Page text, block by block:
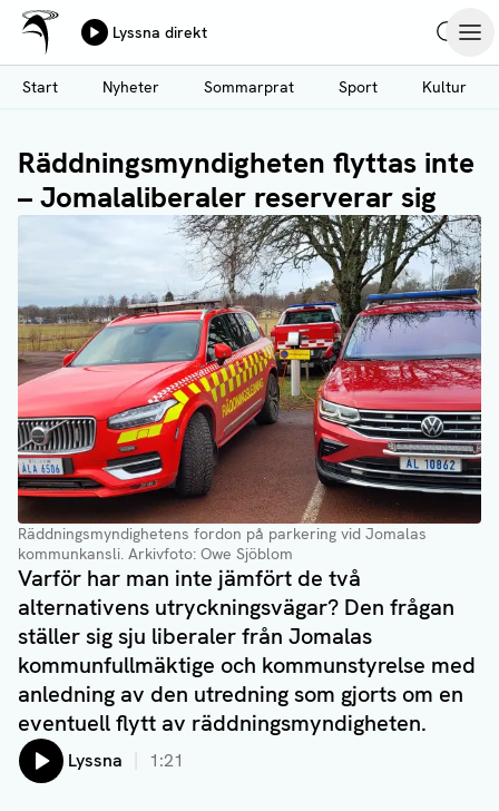
Hoppa
till
huvudinnehåll
Ålands Radio & TV
Lyssna direkt
Start
Nyheter Sommarprat Sport Kultur
Räddningsmyndigheten flyttas inte
– Jomalaliberaler reserverar sig
Räddningsmyndighetens fordon på parkering vid Jomalas
kommunkansli. Arkivfoto: Owe Sjöblom
Varför har man inte jämfört de två
alternativens utryckningsvägar? Den frågan
ställer sig sju liberaler från Jomalas
kommunfullmäktige och kommunstyrelse med
anledning av den utredning som gjorts om en
eventuell flytt av räddningsmyndigheten.
Lyssna 1:21